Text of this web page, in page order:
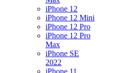
iPhone 12
iPhone 12 Mini
iPhone 12 Pro
iPhone 12 Pro
Max
iPhone SE
2022
iPhone 11